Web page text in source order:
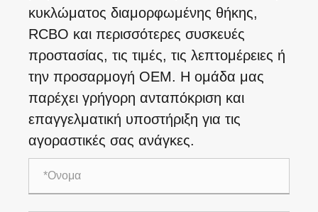
κυκλώματος διαμορφωμένης θήκης,
RCBO και περισσότερες συσκευές
προστασίας, τις τιμές, τις λεπτομέρειες ή
την προσαρμογή OEM. Η ομάδα μας
παρέχει γρήγορη ανταπόκριση και
επαγγελματική υποστήριξη για τις
αγοραστικές σας ανάγκες.